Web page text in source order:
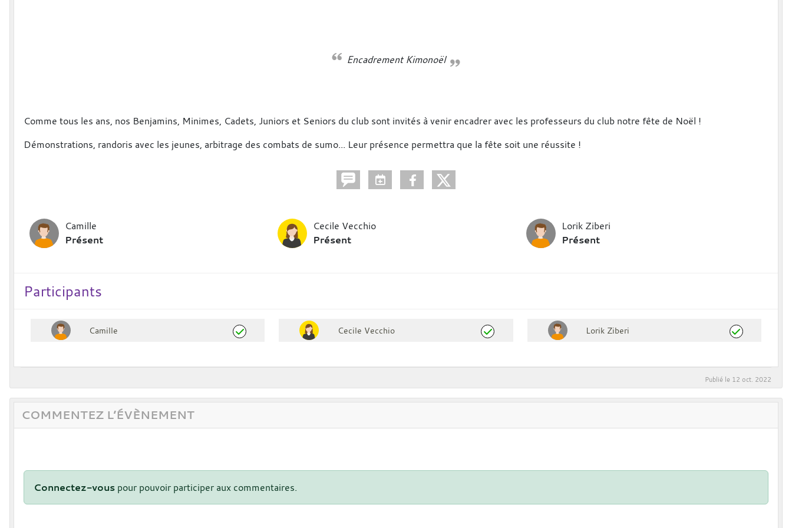
Encadrement Kimonoël
Comme tous les ans, nos Benjamins, Minimes, Cadets, Juniors et Seniors du club sont invités à venir encadrer avec les professeurs du club notre fête de Noël !
Démonstrations, randoris avec les jeunes, arbitrage des combats de sumo... Leur présence permettra que la fête soit une réussite !
Camille
Présent
Cecile Vecchio
Présent
Lorik Ziberi
Présent
Participants
Camille Cecile Vecchio Lorik Ziberi
Publié le 12 oct. 2022
COMMENTEZ L’ÉVÈNEMENT
Connectez-vous pour pouvoir participer aux commentaires.